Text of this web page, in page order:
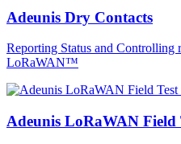
Adeunis Dry Contacts
Reporting Status and Controlling
LoRaWAN™
Adeunis LoRaWAN Field